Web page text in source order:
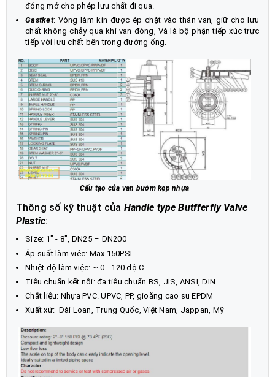
đóng mở cho phép lưu chất đi qua.
Gastket: Vòng làm kín được ép chặt vào thân van, giữ cho lưu
chất không chảy qua khi van đóng, Và là bộ phận tiếp xúc trực
tiếp với lưu chất bên trong đường ống.
Cấu tạo của van bướm kẹp nhựa
Thông số kỹ thuật của Handle type Butfferfly Valve
Plastic:
Size: 1" - 8", DN25 – DN200
Áp suất làm việc: Max 150PSI
Nhiệt độ làm việc: ~ 0 - 120 độ C
Tiêu chuẩn kết nối: đa tiêu chuẩn BS, JIS, ANSI, DIN
Chất liệu: Nhựa PVC. UPVC, PP, gioăng cao su EPDM
Xuất xứ: Đài Loan, Trung Quốc, Việt Nam, Jappan, Mỹ